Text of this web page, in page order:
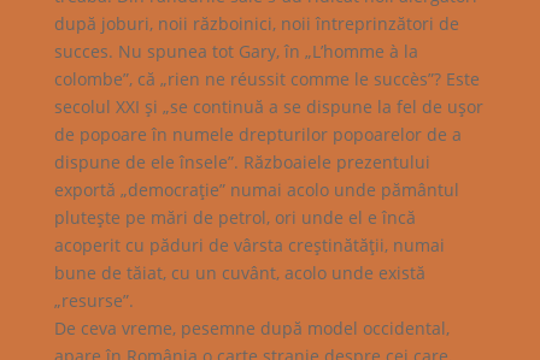
după joburi, noii războinici, noii întreprinzători de
succes. Nu spunea tot Gary, în „L’homme à la
colombe”, că „rien ne réussit comme le succès”? Este
secolul XXI şi „se continuă a se dispune la fel de uşor
de popoare în numele drepturilor popoarelor de a
dispune de ele însele”. Războaiele prezentului
exportă „democraţie” numai acolo unde pământul
pluteşte pe mări de petrol, ori unde el e încă
acoperit cu păduri de vârsta creştinătăţii, numai
bune de tăiat, cu un cuvânt, acolo unde există
„resurse”.
De ceva vreme, pesemne după model occidental,
apare în România o carte stranie despre cei care,